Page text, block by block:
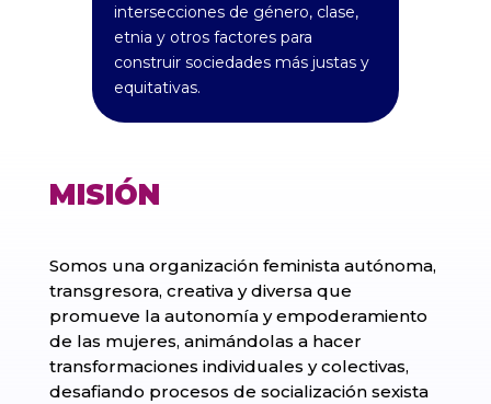
intersecciones de género, clase,
etnia y otros factores para
construir sociedades más justas y
equitativas.
MISIÓN
Somos una organización feminista autónoma,
transgresora, creativa y diversa que
promueve la autonomía y empoderamiento
de las mujeres, animándolas a hacer
transformaciones individuales y colectivas,
desafiando procesos de socialización sexista